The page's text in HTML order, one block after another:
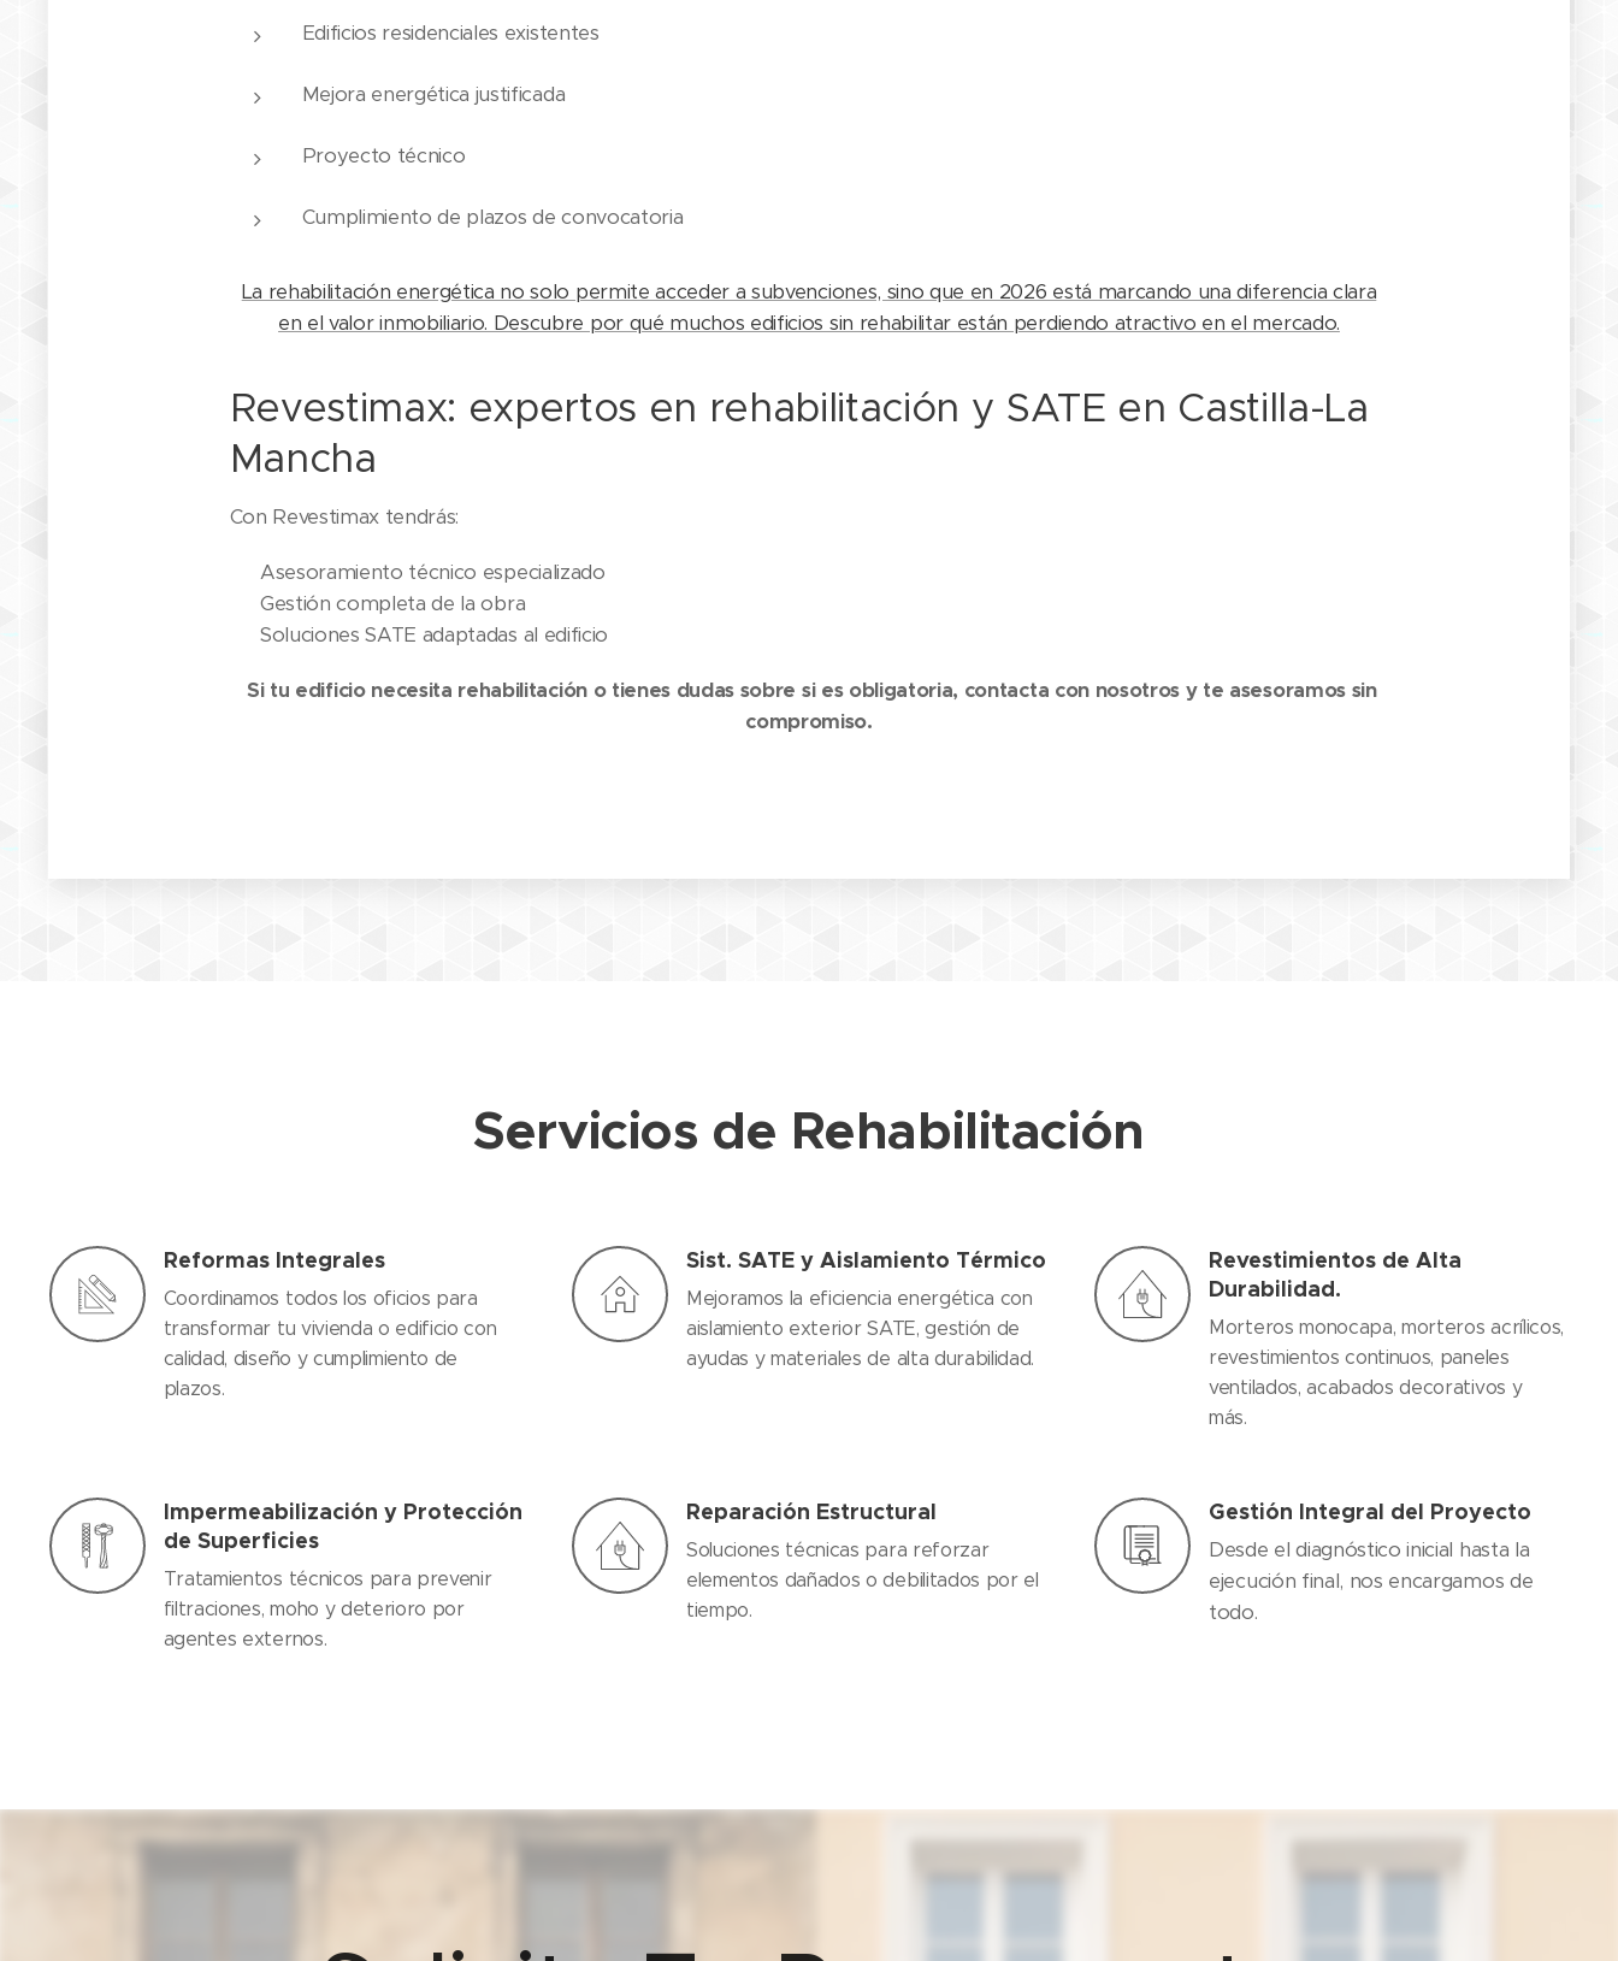
Edificios residenciales existentes
Mejora energética justificada
Proyecto técnico
Cumplimiento de plazos de convocatoria
La rehabilitación energética no solo permite acceder a subvenciones, sino que en 2026 está marcando una diferencia clara
en el valor inmobiliario. Descubre por qué muchos edificios sin rehabilitar están perdiendo atractivo en el mercado.
Revestimax: expertos en rehabilitación y SATE en Castilla-La
Mancha
Con Revestimax tendrás:
✔ Asesoramiento técnico especializado
✔ Gestión completa de la obra
✔ Soluciones SATE adaptadas al edificio
Si tu edificio necesita rehabilitación o tienes dudas sobre si es obligatoria, contacta con nosotros y te asesoramos sin
compromiso.
Servicios de Rehabilitación
Reformas Integrales
Coordinamos todos los oficios para
transformar tu vivienda o edificio con
calidad, diseño y cumplimiento de
plazos.
Sist. SATE y Aislamiento Térmico
Mejoramos la eficiencia energética con
aislamiento exterior SATE, gestión de
ayudas y materiales de alta durabilidad.
Revestimientos de Alta
Durabilidad.
Morteros monocapa, morteros acrílicos,
revestimientos continuos, paneles
ventilados, acabados decorativos y
más.
Impermeabilización y Protección
de Superficies
Tratamientos técnicos para prevenir
filtraciones, moho y deterioro por
agentes externos.
Reparación Estructural
Soluciones técnicas para reforzar
elementos dañados o debilitados por el
tiempo.
Gestión Integral del Proyecto
Desde el diagnóstico inicial hasta la
ejecución final, nos encargamos de
todo.